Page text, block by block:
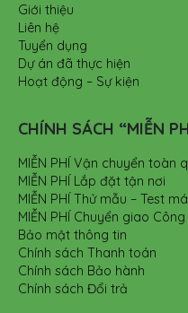
Giới thiệu
Liên hệ
Tuyển dụng
Dự án đã thực hiện
Hoạt động – Sự kiện
CHÍNH SÁCH “MIỄN
MIỄN PHÍ Vận chuyển toàn
MIỄN PHÍ Lắp đặt tận nơi
MIỄN PHÍ Thử mẫu – Test
MIỄN PHÍ Chuyển giao
Bảo mật thông tin
Chính sách Thanh toán
Chính sách Bảo hành
Chính sách Đổi trả